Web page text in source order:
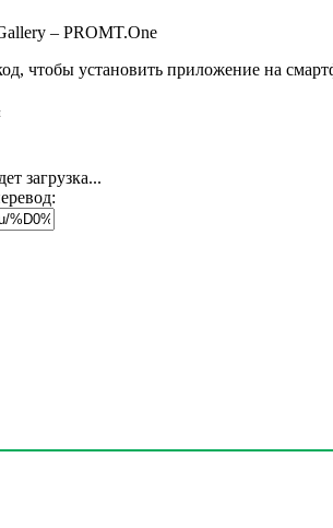
чтобы установить приложение на
загрузка...